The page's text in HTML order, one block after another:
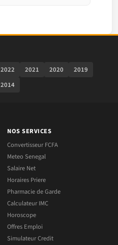
2022 2021 2020
2019
2014
NOS SERVICES
Convertisseur FCFA
Meteo Senegal
Salaire Net
Horaires Priere
Pharmacie de Garde
Calculateur IMC
Horoscope
Offres Emploi
Simulateur Credit